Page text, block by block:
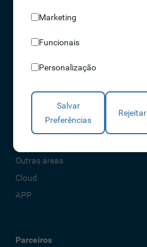
Soluções
Acessos
Torniquetes
Parques Auto
Rondas e Serviços
Outras áreas
Cloud
APP
Parceiros
Marketing
Funcionais
Personalização
Salvar
Preferências
Rejeitar